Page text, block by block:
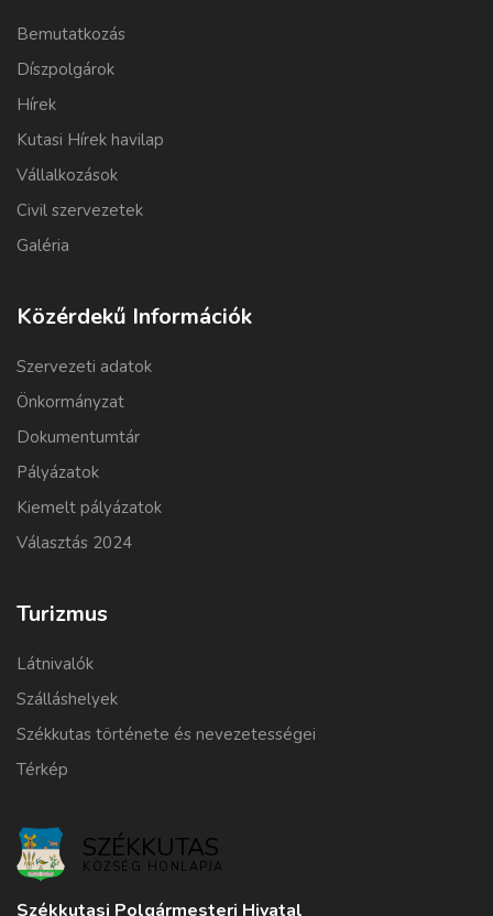
Bemutatkozás
Díszpolgárok
Hírek
Kutasi Hírek havilap
Vállalkozások
Civil szervezetek
Galéria
Közérdekű Információk
Szervezeti adatok
Önkormányzat
Dokumentumtár
Pályázatok
Kiemelt pályázatok
Választás 2024
Turizmus
Látnivalók
Szálláshelyek
Székkutas története és nevezetességei
Térkép
SZÉKKUTAS
KÖZSÉG HONLAPJA
Székkutasi Polgármesteri Hivatal